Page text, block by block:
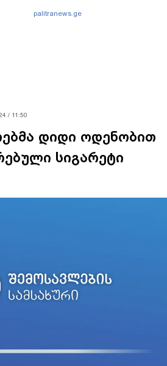
palitranews.ge
/ 11:50
დიდი ოდენობით
სიგარეტი